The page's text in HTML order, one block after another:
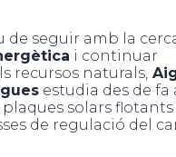
de seguir amb la
i continuar
recursos naturals,
estudia des de fa
plaques solars flotants
de regulació del